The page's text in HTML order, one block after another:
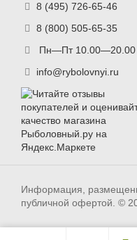
8 (495) 726-65-46
8 (800) 505-65-35
Пн—Пт 10.00—20.00
info@rybolovnyi.ru
Информация,
публичной офертой. ©